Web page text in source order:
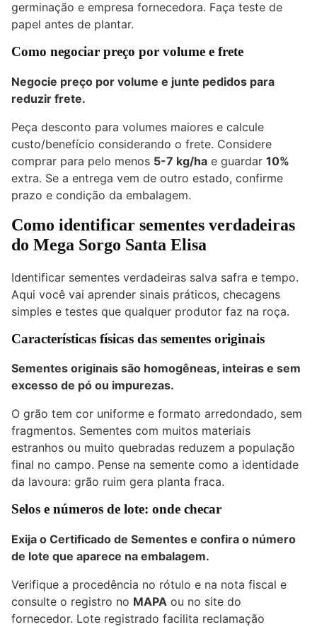
germinação e empresa fornecedora. Faça teste de
papel antes de plantar.
Como negociar preço por volume e frete
Negocie preço por volume e junte pedidos para
reduzir frete.
Peça desconto para volumes maiores e calcule
custo/benefício considerando o frete. Considere
comprar para pelo menos 5-7 kg/ha e guardar 10%
extra. Se a entrega vem de outro estado, confirme
prazo e condição da embalagem.
Como identificar sementes verdadeiras
do Mega Sorgo Santa Elisa
Identificar sementes verdadeiras salva safra e tempo.
Aqui você vai aprender sinais práticos, checagens
simples e testes que qualquer produtor faz na roça.
Características físicas das sementes originais
Sementes originais são homogêneas, inteiras e sem
excesso de pó ou impurezas.
O grão tem cor uniforme e formato arredondado, sem
fragmentos. Sementes com muitos materiais
estranhos ou muito quebradas reduzem a população
final no campo. Pense na semente como a identidade
da lavoura: grão ruim gera planta fraca.
Selos e números de lote: onde checar
Exija o Certificado de Sementes e confira o número
de lote que aparece na embalagem.
Verifique a procedência no rótulo e na nota fiscal e
consulte o registro no MAPA ou no site do
fornecedor. Lote registrado facilita reclamação